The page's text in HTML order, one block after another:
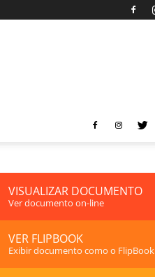
VISUALIZAR DOCUMENTO
Ver documento on-line
VER FLIPBOOK
Exibir documento como o FlipBook